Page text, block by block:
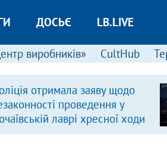
ДОСЬЄ LB.LIVE
виробників» CultHub
отримала заяву щодо
проведення у
лаврі хресної ходи